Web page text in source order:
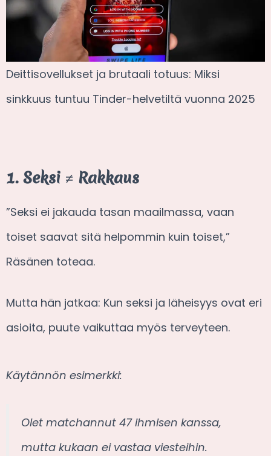
Deittisovellukset ja brutaali totuus: Miksi
sinkkuus tuntuu Tinder-helvetiltä vuonna 2025
1. Seksi ≠ Rakkaus
”Seksi ei jakauda tasan maailmassa, vaan
toiset saavat sitä helpommin kuin toiset,”
Räsänen toteaa.
Mutta hän jatkaa: Kun seksi ja läheisyys ovat eri
asioita, puute vaikuttaa myös terveyteen.
Käytännön esimerkki:
Olet matchannut 47 ihmisen kanssa,
mutta kukaan ei vastaa viesteihin.